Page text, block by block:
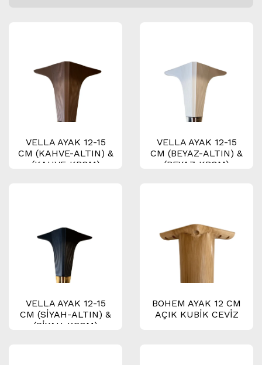
VELLA AYAK 12-15
CM (KAHVE-ALTIN) &
(KAHVE-KROM)
VELLA AYAK 12-15
CM (BEYAZ-ALTIN) &
(BEYAZ-KROM)
VELLA AYAK 12-15
CM (SİYAH-ALTIN) &
(SİYAH-KROM)
BOHEM AYAK 12 CM
AÇIK KUBİK CEVİZ